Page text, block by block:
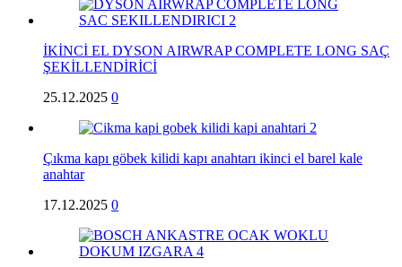
İKİNCİ EL DYSON AIRWRAP COMPLETE LONG SAÇ
ŞEKİLLENDİRİCİ
25.12.2025 0
Çıkma kapı göbek kilidi kapı anahtarı ikinci el barel kale
anahtar
17.12.2025 0